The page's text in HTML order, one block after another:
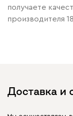
получаете
производителя
Доставка и